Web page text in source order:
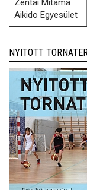
Aikido Egyesület
NYITOTT